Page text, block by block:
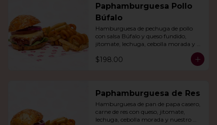
Paphamburguesa Pollo
Búfalo
Hamburguesa de pechuga de pollo
con salsa Búfalo y queso fundido,
jitomate, lechuga, cebolla morada y
nuestra salsa especial. Con papas fritas
y rizo.
$198.00
Paphamburguesa de Res
Hamburguesa de pan de papa casero,
carne de res con queso, jitomate,
lechuga, cebolla morada y nuestro